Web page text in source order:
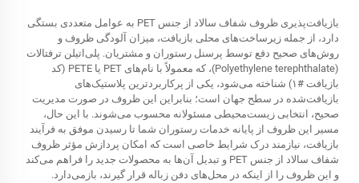
بازیافت‌پذیری ظروف شفاف سالاد از جنس PET به عوامل متعددی بستگی
دارد، از جمله زیرساخت‌های محلی بازیافت، میزان آلودگی ظروف و
روش‌های صحیح دفع توسط پرسنل رستوران و مشتریان. پلی‌اتیلن ترفتالات
(Polyethylene terephthalate)، که معمولاً با نام‌های PET یا PETE (کد
بازیافت #۱) شناخته می‌شود، یکی از پرکاربردترین پلاستیک‌های
بازیافت‌شده در سطح جهان است؛ بنابراین این ظروف در صورت مدیریت
صحیح، انتخابی زیست‌محیطی مسئولانه محسوب می‌شوند. با این حال،
مسیر این ظروف از پایانه خدمات رستوران شما تا رسیدن موفق به فرآیند
بازیافت، نیازمند درک شرایط خاصی است که امکان پردازش مؤثر ظروف
شفاف سالاد از جنس PET و تبدیل آن‌ها به محصولات جدید را فراهم می‌کند
و این ظروف را از اینکه در محل‌های دفن زباله قرار گیرند، بازمی‌دارد.